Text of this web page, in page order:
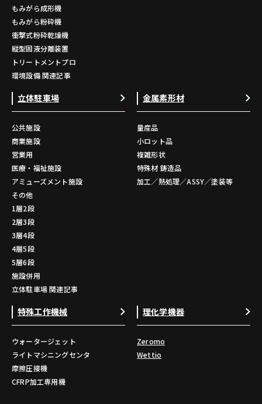
もみがら成形機
もみがら粉砕機
衝撃式粉砕乾燥機
縦型固液分離装置
トリートメントプロ
環境設備 関連記事
立体駐車場
公共施設
商業施設
営業用
医療・福祉施設
アミューズメント施設
その他
1層2段
2層3段
3層4段
4層5段
5層6段
施設併用
立体駐車場 関連記事
金属素形材
量産品
小ロット品
複雑形状
特殊材 鋳造品
加工／熱処理／ASSY／塗装等
特殊工作機械
ウォータージェット
ライトマシニングセンタ
摩擦圧接機
CFRP加工専用機
理化学機器
Zeromo
Wettio